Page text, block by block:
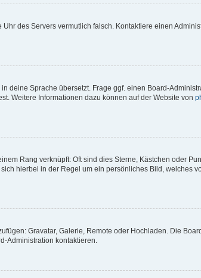
des Servers vermutlich falsch. Kontaktiere einen
deine Sprache übersetzt. Frage ggf. einen Board-
Weitere Informationen dazu können auf der Website von
Rang verknüpft: Oft sind dies Sterne, Kästchen oder
hierbei in der Regel um ein persönliches Bild, welches
Gravatar, Galerie, Remote oder Hochladen. Die
Administration kontaktieren.